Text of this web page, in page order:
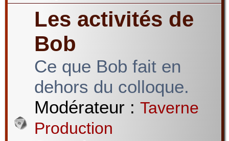
Les activités de
Bob
Ce que Bob fait en
dehors du colloque.
Modérateur : Taverne
Production